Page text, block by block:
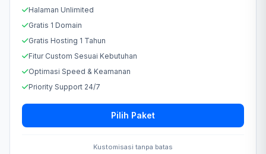
Halaman Unlimited
Gratis 1 Domain
Gratis Hosting 1 Tahun
Fitur Custom Sesuai Kebutuhan
Optimasi Speed & Keamanan
Priority Support 24/7
Pilih Paket
Kustomisasi tanpa batas